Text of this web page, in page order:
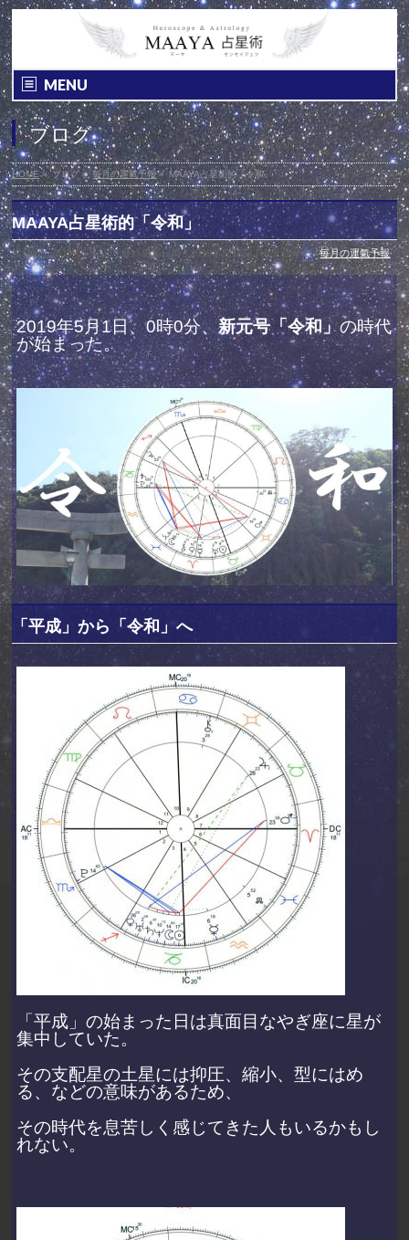
MENU
ブログ
HOME» ブログ » 毎月の運氣予報» MAAYA占星術的「令和」
MAAYA占星術的「令和」
投稿日 : 2019年5月5日 最終更新日時 : 2019年5月8日 カテゴリー :毎月の運氣予報
2019年5月1日、0時0分、新元号「令和」の時代
が始まった。
「平成」から「令和」へ
「平成」の始まった日は真面目なやぎ座に星が
集中していた。
その支配星の土星には抑圧、縮小、型にはめ
る、などの意味があるため、
その時代を息苦しく感じてきた人もいるかもし
れない。